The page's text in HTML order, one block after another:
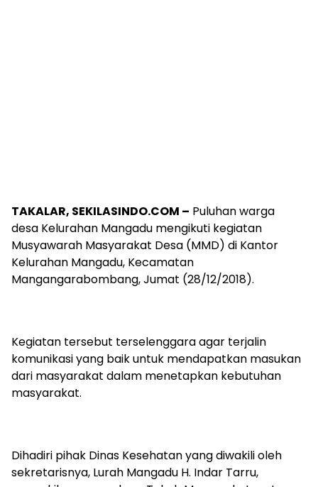
TAKALAR, SEKILASINDO.COM – Puluhan warga
desa Kelurahan Mangadu mengikuti kegiatan
Musyawarah Masyarakat Desa (MMD) di Kantor
Kelurahan Mangadu, Kecamatan
Mangangarabombang, Jumat (28/12/2018).
Kegiatan tersebut terselenggara agar terjalin
komunikasi yang baik untuk mendapatkan masukan
dari masyarakat dalam menetapkan kebutuhan
masyarakat.
Dihadiri pihak Dinas Kesehatan yang diwakili oleh
sekretarisnya, Lurah Mangadu H. Indar Tarru,